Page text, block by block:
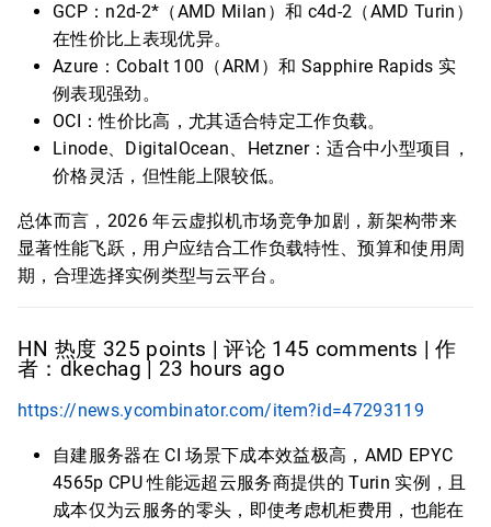
GCP：n2d-2*（AMD Milan）和 c4d-2（AMD Turin）
在性价比上表现优异。
Azure：Cobalt 100（ARM）和 Sapphire Rapids 实
例表现强劲。
OCI：性价比高，尤其适合特定工作负载。
Linode、DigitalOcean、Hetzner：适合中小型项目，
价格灵活，但性能上限较低。
总体而言，2026 年云虚拟机市场竞争加剧，新架构带来
显著性能飞跃，用户应结合工作负载特性、预算和使用周
期，合理选择实例类型与云平台。
HN 热度 325 points | 评论 145 comments | 作
者：dkechag | 23 hours ago
https://news.ycombinator.com/item?id=47293119
自建服务器在 CI 场景下成本效益极高，AMD EPYC
4565p CPU 性能远超云服务商提供的 Turin 实例，且
成本仅为云服务的零头，即使考虑机柜费用，也能在